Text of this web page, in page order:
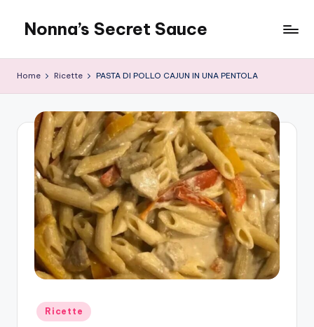
content
Nonna’s Secret Sauce
Home Ricette PASTA DI POLLO CAJUN IN UNA PENTOLA
Posted
in
Ricette